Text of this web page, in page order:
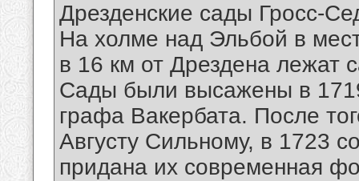
Дрезденские сады Гросс-
На холме над Эльбой в
в 16 км от Дрездена лежат
Сады были высажены в
графа Вакербата. После
Августу Сильному, в 1723
придана их современная